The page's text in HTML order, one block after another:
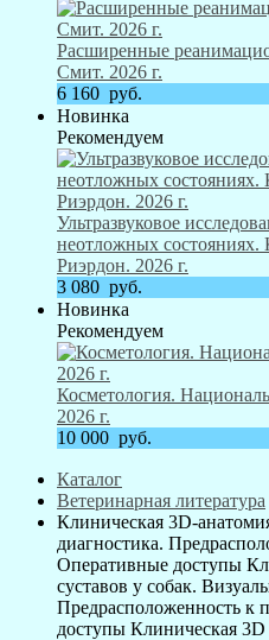
Расширенные
Смит. 2026 г.
6 160 руб.
Новинка
Рекомендуем
Ультразвуковое
неотложных состояниях.
Риэрдон. 2026 г.
3 080 руб.
Новинка
Рекомендуем
Косметология.
2026 г.
10 000 руб.
Каталог
Ветеринарная литература
Клиническая 3D-
диагностика.
Оперативные доступы
суставов у собак.
Предрасположенность к
доступы Клиническая 3D